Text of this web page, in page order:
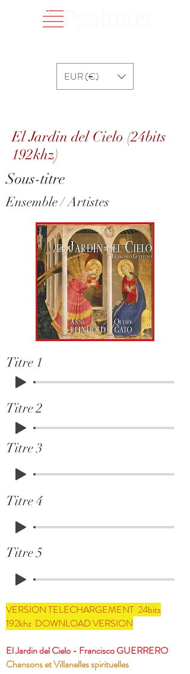
EUR (€)
El Jardin del Cielo (24bits
192khz)
Sous-titre
Ensemble / Artistes
Titre 1
Titre 2
Titre 3
Titre 4
Titre 5
VERSION TELECHARGEMENT 24bits
192khz DOWNLOAD VERSION
El Jardin del Cielo - Francisco GUERRERO
Chansons et Villanelles spirituelles